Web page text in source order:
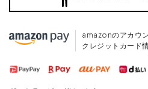
amazonのアカウ
クレジットカード